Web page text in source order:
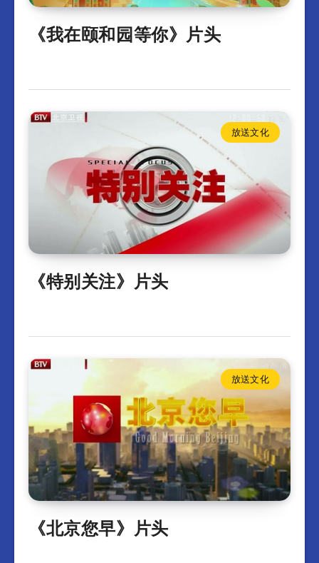
《我在颐和园等你》片头
放送文化
《特别关注》片头
放送文化
《北京您早》片头